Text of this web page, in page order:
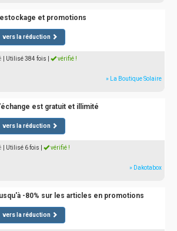
et promotions
vers la réduction
| Utilisé 384 fois vérifié !
» La Boutique Solaire
est gratuit et illimité
vers la réduction
| Utilisé 6 fois vérifié !
» Dakotabox
-80% sur les articles en promotions
vers la réduction